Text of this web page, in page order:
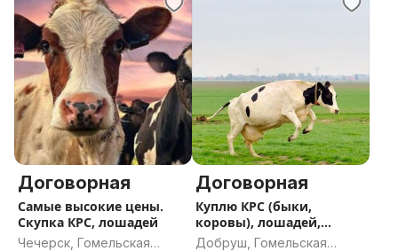
Договорная
Самые высокие цены.
Скупка КРС, лошадей
Чечерск, Гомельская
Договорная
Куплю КРС (быки,
коровы), лошадей,
жеребят
Добруш, Гомельская